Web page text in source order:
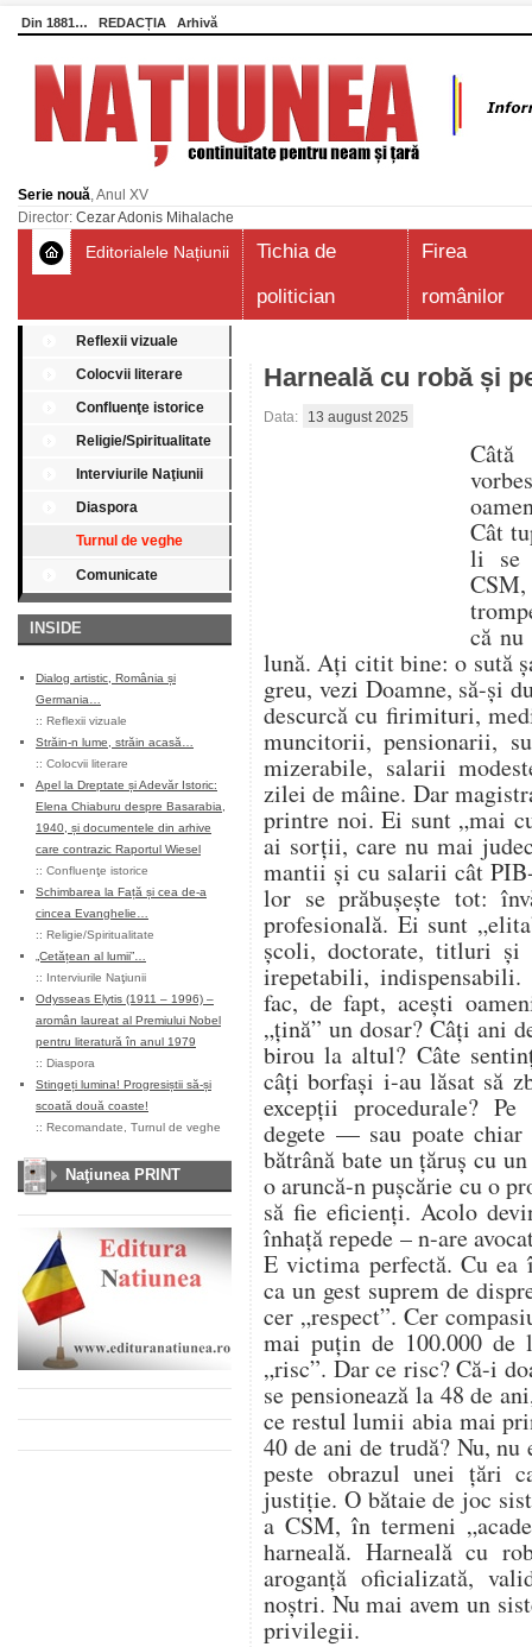
Din 1881… REDACȚIA Arhivă
Serie nouă, Anul XV
Director: Cezar Adonis Mihalache
Editorialele Națiunii
Tichia de
politician
Firea
românilor
Reflexii vizuale
Colocvii literare
Confluenţe istorice
Religie/Spiritualitate
Interviurile Naţiunii
Diaspora
Turnul de veghe
Comunicate
INSIDE
Dialog artistic, România și
Germania…
:: Reflexii vizuale
Străin-n lume, străin acasă…
:: Colocvii literare
Apel la Dreptate și Adevăr Istoric:
Elena Chiaburu despre Basarabia,
1940, și documentele din arhive
care contrazic Raportul Wiesel
:: Confluenţe istorice
Schimbarea la Față și cea de-a
cincea Evanghelie…
:: Religie/Spiritualitate
„Cetățean al lumii”…
:: Interviurile Naţiunii
Odysseas Elytis (1911 – 1996) –
aromân laureat al Premiului Nobel
pentru literatură în anul 1979
:: Diaspora
Stingeți lumina! Progresiștii să-și
scoată două coaste!
:: Recomandate Turnul de veghe
Naţiunea PRINT
Harneală cu robă și
Data: 13 august 2025
Cât
li se
că
lună. Ați citit bine: o sută
greu, vezi Doamne, să-și
descurcă cu firimituri,
muncitorii, pensionarii,
mizerabile, salarii
zilei de mâine. Dar
printre noi. Ei sunt „mai
ai sorții, care nu mai
mantii și cu salarii cât
lor se prăbușește tot:
profesională. Ei sunt
școli, doctorate, titluri și
irepetabili,
fac, de fapt, acești
„țină” un dosar? Câți ani
birou la altul? Câte
câți borfași i-au lăsat să
excepții procedurale?
degete — sau poate chiar
bătrână bate un țăruș cu
o aruncă-n pușcărie cu o
să fie eficienți. Acolo
înhață repede – n-are
E victima perfectă. Cu ea
ca un gest suprem de
cer „respect”. Cer
mai puțin de 100.000 de
„risc”. Dar ce risc? Că-i
se pensionează la 48 de
ce restul lumii abia mai
40 de ani de trudă? Nu,
peste obrazul unei țări
justiție. O bătaie de joc
a CSM, în termeni
harneală. Harneală cu
aroganță oficializată,
noștri. Nu mai avem un
privilegii.